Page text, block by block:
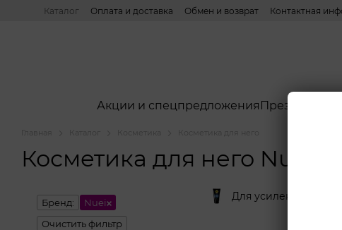
Перейти к основному контенту
Каталог Оплата и доставка Обмен и возврат Контактная
Акции и спецпредложения Презервативы
Каталог Косметика Косметика для него
Косметика для него Nuei
Для усиления
Бренд:
Nuei
Очистить фильтр